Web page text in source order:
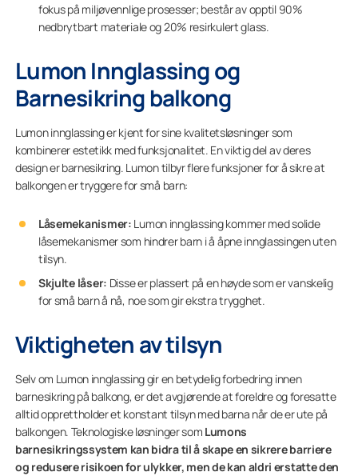
fokus på miljøvennlige prosesser; består av opptil 90%
nedbrytbart materiale og 20% resirkulert glass.
Lumon Innglassing og
Barnesikring balkong
Lumon innglassing er kjent for sine kvalitetsløsninger som
kombinerer estetikk med funksjonalitet. En viktig del av deres
design er barnesikring. Lumon tilbyr flere funksjoner for å sikre at
balkongen er tryggere for små barn:
Låsemekanismer: Lumon innglassing kommer med solide
låsemekanismer som hindrer barn i å åpne innglassingen uten
tilsyn.
Skjulte låser: Disse er plassert på en høyde som er vanskelig
for små barn å nå, noe som gir ekstra trygghet.
Viktigheten av tilsyn
Selv om Lumon innglassing gir en betydelig forbedring innen
barnesikring på balkong, er det avgjørende at foreldre og foresatte
alltid opprettholder et konstant tilsyn med barna når de er ute på
balkongen. Teknologiske løsninger som Lumons
barnesikringssystem kan bidra til å skape en sikrere barriere
og redusere risikoen for ulykker, men de kan aldri erstatte den